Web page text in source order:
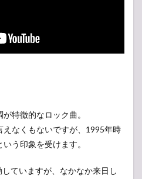
特徴的なロック曲。
なくもないですが、1995年時
う印象を受けます。
ていますが、なかなか来日し